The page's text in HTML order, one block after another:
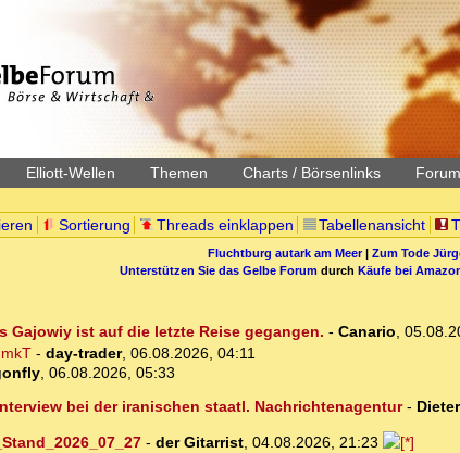
Elliott-Wellen Themen Charts / Börsenlinks
Sortierung Threads einklappen Tabellenansicht
Fluchtburg autark am Meer| Zum Tode
Unterstützen Sie das Gelbe Forum durch Käufe bei
Gajowiy ist auf die letzte Reise gegangen. - Canario,
- day-trader, 06.08.2026, 04:11
, 06.08.2026, 05:33
bei der iranischen staatl. Nachrichtenagentur- Dieter
- der Gitarrist, 04.08.2026, 21:23